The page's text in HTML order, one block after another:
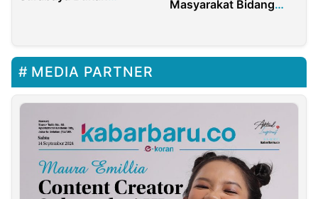
Masyarakat Bidang
MEDIA PARTNER